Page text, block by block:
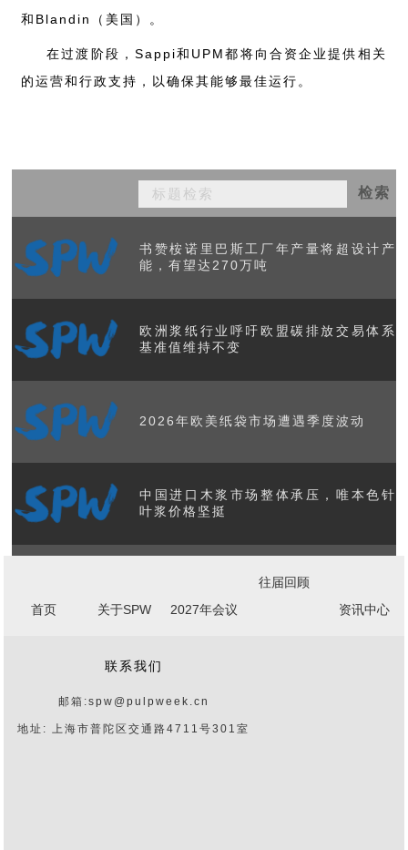
和Blandin（美国）。
在过渡阶段，Sappi和UPM都将向合资企业提供相关
的运营和行政支持，以确保其能够最佳运行。
检索
书赞桉诺里巴斯工厂年产量将超设计产
能，有望达270万吨
欧洲浆纸行业呼吁欧盟碳排放交易体系
基准值维持不变
2026年欧美纸袋市场遭遇季度波动
中国进口木浆市场整体承压，唯本色针
叶浆价格坚挺
美国造纸工业产能与产量数据发布 核心
国际纸业完成对包装企业NORPAC的
3.6亿美元收购
首页 关于SPW 2027年会议
往届回顾
资讯中心
联系我们
邮箱:spw@pulpweek.cn
地址: 上海市普陀区交通路4711号301室